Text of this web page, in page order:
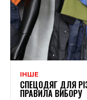
ІНШЕ
СПЕЦОДЯГ ДЛЯ
ПРАВИЛА ВИБОРУ